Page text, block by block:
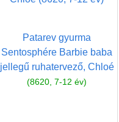
Patarev gyurma
Sentosphére Barbie baba
jellegű ruhatervező, Chloé
(8620, 7-12 év)